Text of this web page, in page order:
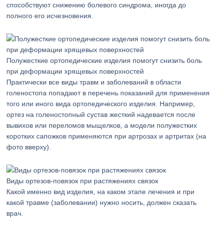
способствуют снижению болевого синдрома, иногда до
полного его исчезновения.
Полужесткие ортопедические изделия помогут снизить боль
при деформации хрящевых поверхностей
Практически все виды травм и заболеваний в области
голеностопа попадают в перечень показаний для применения
того или иного вида ортопедического изделия. Например,
ортез на голеностопный сустав жесткий надевается после
вывихов или переломов мыщелков, а модели полужестких
коротких сапожков применяются при артрозах и артритах (на
фото вверху).
Виды ортезов-повязок при растяжениях связок
Какой именно вид изделия, на каком этапе лечения и при
какой травме (заболевании) нужно носить, должен сказать
врач.